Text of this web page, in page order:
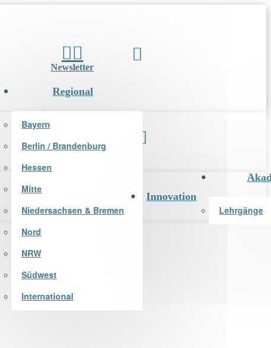
Newsletter
Newsletter
Regional
Bayern
Berlin / Brandenburg
Hessen
Mitte
Niedersachsen & Bremen
Nord
NRW
Südwest
International
Innovation
Lehrgänge